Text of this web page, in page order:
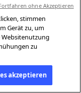
stimmen
Gerät zu, um
Websitenutzung
zu
akzeptieren
ohne Akzeptieren